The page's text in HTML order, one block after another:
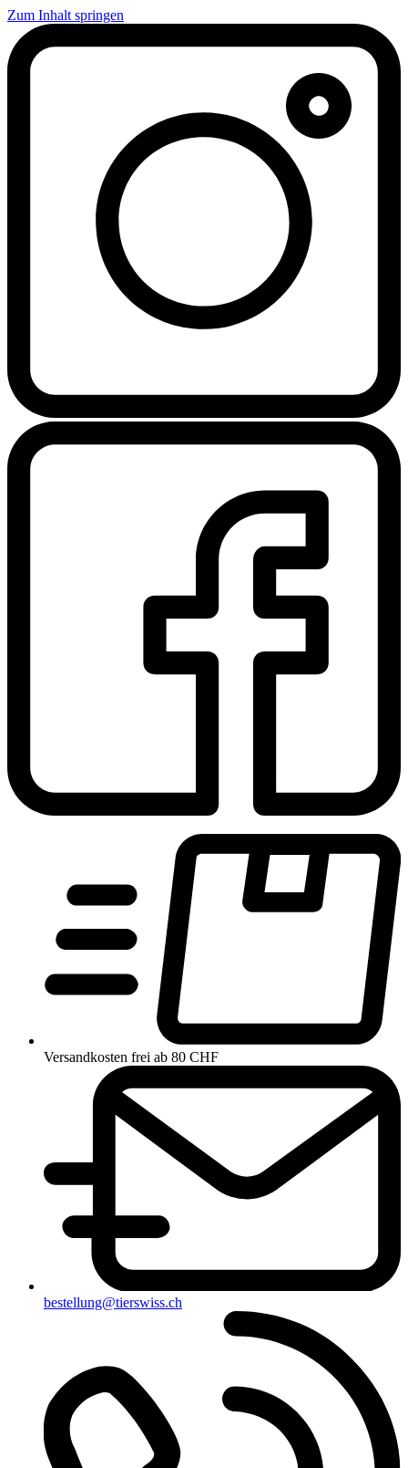
Zum Inhalt springen
Versandkosten frei ab 80 CHF
bestellung@tierswiss.ch